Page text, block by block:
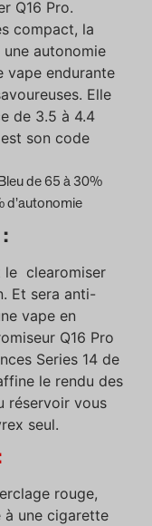
Q16 Pro.
compact, la
autonomie
vape endurante
Elle
de 3.5 à 4.4
son code
de 65 à 30%
d’autonomie
:
le clearomiser
Et sera anti-
vape en
Q16 Pro
Series 14 de
le rendu des
réservoir vous
seul.
rouge,
à une cigarette